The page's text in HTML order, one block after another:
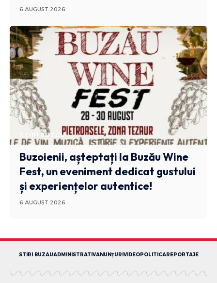
6 AUGUST 2026
STIRI BUZAU
Buzoienii, așteptați la Buzău Wine
Fest, un eveniment dedicat gustului
și experiențelor autentice!
6 AUGUST 2026
STIRI BUZAUADMINISTRATIVANUNȚURI VIDEOPOLITICAREPORTAJE